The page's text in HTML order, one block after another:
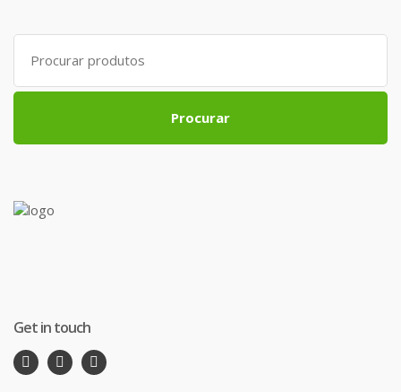
Search
for:
Procurar
Get in touch